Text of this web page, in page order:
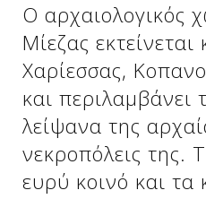
Δείτε μας:
Ο αρχαιολογικός
Μίεζας
Χαρίεσσας,
και περιλαμβάνει
λείψανα της
νεκροπόλεις της.
ευρύ κοινό και τα